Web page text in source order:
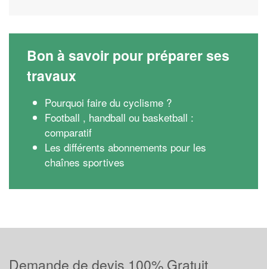
Bon à savoir pour préparer ses
travaux
Pourquoi faire du cyclisme ?
Football , handball ou basketball :
comparatif
Les différents abonnements pour les
chaînes sportives
Demande de devis 100% Gratuit